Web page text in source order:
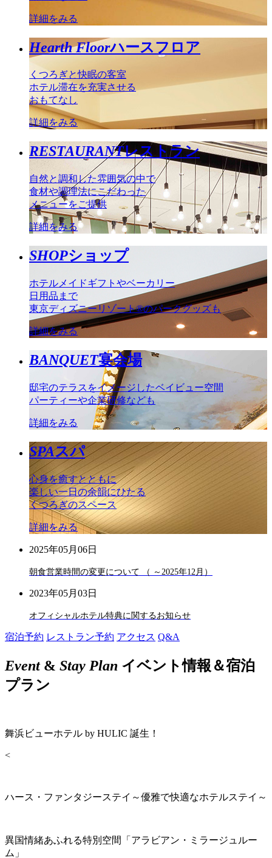
詳細をみる
Hearth Floorハースフロア
くつろぎと快眠の客室
ホテル滞在を充実させる
おもてなし
詳細をみる
RESTAURANTレストラン
自然と調和した雰囲気の中で
食材や調理法にこだわった
メニューをご提供
詳細をみる
SHOPショップ
ホテルメイドギフトやベーカリー
日用品まで
東京ディズニーリゾート®のパークグッズも
詳細をみる
BANQUET宴会場
邸宅のテラスをイメージしたベイビュー空間
パーティーや企業研修なども
詳細をみる
SPAスパ
心身を癒すとともに
楽しい一日の余韻にひたる
くつろぎのスペース
詳細をみる
2025年05月06日
朝食営業時間の変更について （ ～2025年12月）
2023年05月03日
オフィシャルホテル特典に関するお知らせ
宿泊予約 レストラン予約 アクセス Q&A
Event& Stay Plan イベント情報＆宿泊
プラン
舞浜ビューホテル by HULIC 誕生！
<
ハース・ファンタジーステイ～優雅で快適なホテルステイ～
異国情緒あふれる特別空間「アラビアン・ミラージュルー
ム」